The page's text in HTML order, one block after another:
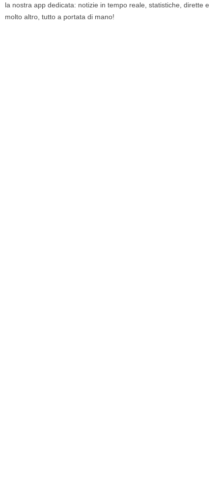
la nostra app dedicata: notizie in tempo reale, statistiche, dirette e
molto altro, tutto a portata di mano!